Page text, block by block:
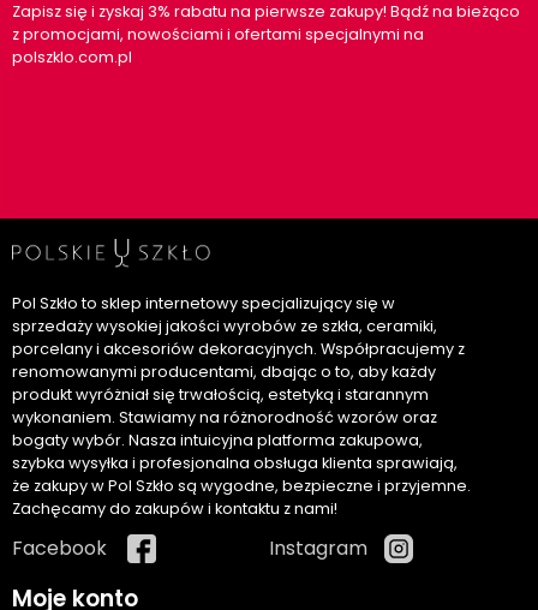
Zapisz się i zyskaj 3% rabatu na pierwsze zakupy! Bądź na bieżąco
z promocjami, nowościami i ofertami specjalnymi na
polszklo.com.pl
Pol Szkło to sklep internetowy specjalizujący się w
sprzedaży wysokiej jakości wyrobów ze szkła, ceramiki,
porcelany i akcesoriów dekoracyjnych. Współpracujemy z
renomowanymi producentami, dbając o to, aby każdy
produkt wyróżniał się trwałością, estetyką i starannym
wykonaniem. Stawiamy na różnorodność wzorów oraz
bogaty wybór. Nasza intuicyjna platforma zakupowa,
szybka wysyłka i profesjonalna obsługa klienta sprawiają,
że zakupy w Pol Szkło są wygodne, bezpieczne i przyjemne.
Zachęcamy do zakupów i kontaktu z nami!
Facebook Instagram
Moje konto